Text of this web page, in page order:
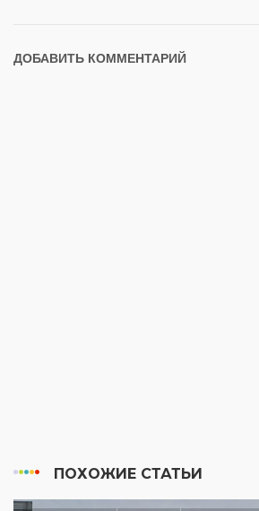
ДОБАВИТЬ КОММЕНТАРИЙ
ПОХОЖИЕ СТАТЬИ